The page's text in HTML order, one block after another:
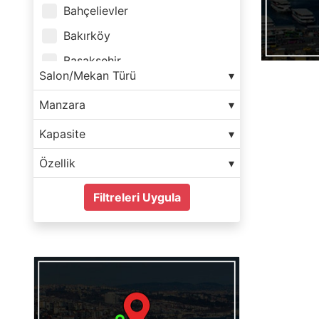
Bahçelievler
Bakırköy
Başakşehir
Bayrampaşa
Beşiktaş
Beykoz
Beylikdüzü
Beyoğlu
Büyükçekmece
Çekmeköy
Eminönü
Esenler
Salon/Mekan Türü
Manzara
Kapasite
Özellik
Filtreleri Uygula